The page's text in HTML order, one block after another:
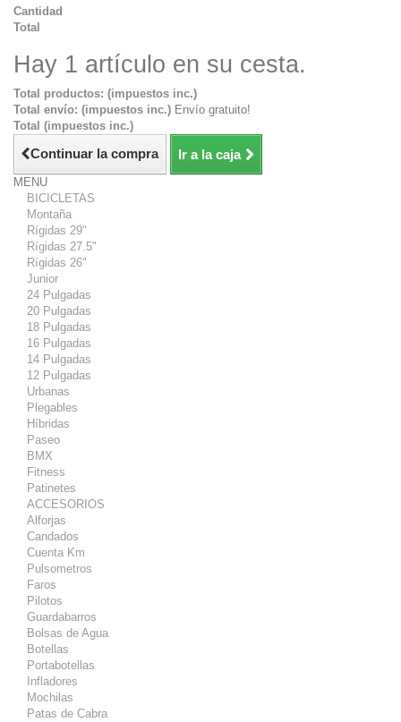
Cantidad
Total
Hay 1 artículo en su cesta.
Total productos: (impuestos inc.)
Total envío: (impuestos inc.) Envío gratuito!
Total (impuestos inc.)
Continuar la compra Ir a la caja
MENU
BICICLETAS
Montaña
Rígidas 29"
Rígidas 27.5"
Rígidas 26"
Junior
24 Pulgadas
20 Pulgadas
18 Pulgadas
16 Pulgadas
14 Pulgadas
12 Pulgadas
Urbanas
Plegables
Híbridas
Paseo
BMX
Fitness
Patinetes
ACCESORIOS
Alforjas
Candados
Cuenta Km
Pulsometros
Faros
Pilotos
Guardabarros
Bolsas de Agua
Botellas
Portabotellas
Infladores
Mochilas
Patas de Cabra